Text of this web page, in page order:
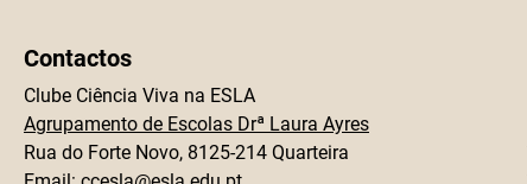
Contactos
Clube Ciência Viva na ESLA
Agrupamento de Escolas Drª Laura Ayres
Rua do Forte Novo, 8125-214 Quarteira